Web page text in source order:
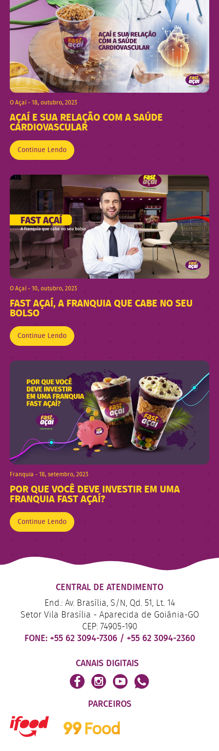
O Açaí - 18, outubro, 2023
AÇAÍ E SUA RELAÇÃO COM A SAÚDE
CARDIOVASCULAR
Continue Lendo
O Açaí - 10, outubro, 2023
FAST AÇAÍ, A FRANQUIA QUE CABE NO SEU
BOLSO
Continue Lendo
Franquia - 18, setembro, 2023
POR QUE VOCÊ DEVE INVESTIR EM UMA
FRANQUIA FAST AÇAÍ?
Continue Lendo
CENTRAL DE ATENDIMENTO
End.: Av. Brasília, S/N, Qd. 51, Lt. 14
Setor Vila Brasília - Aparecida de Goiânia-GO
CEP: 74905-190
FONE: +55 62 3094-7306 / +55 62 3094-2360
CANAIS DIGITAIS
PARCEIROS